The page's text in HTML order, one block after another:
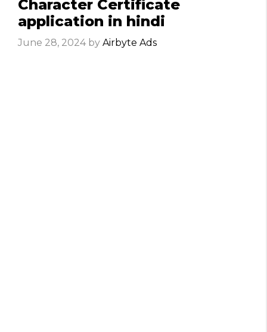
Character Certificate
application in hindi
June 28, 2024 by Airbyte Ads